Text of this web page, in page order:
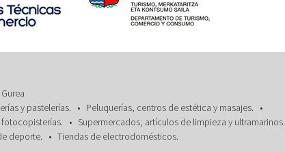
y pastelerías.
Peluquerías, centros de estética y masajes.
fotocopisterías.
Supermercados, artículos de limpieza y ultramarinos.
deporte.
Tiendas de electrodomésticos.